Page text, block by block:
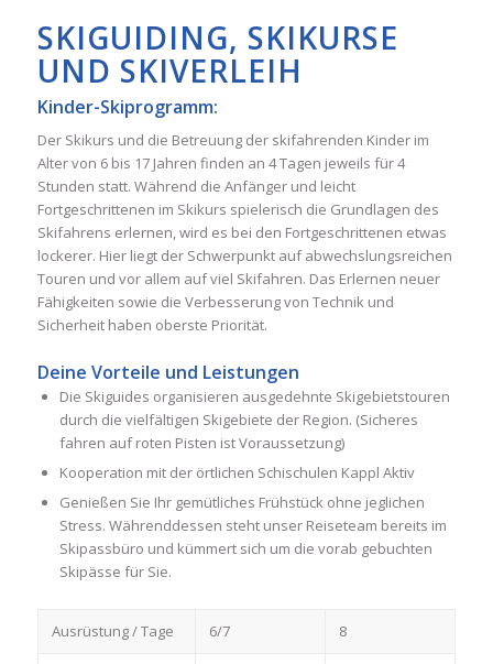
SKIGUIDING, SKIKURSE
UND SKIVERLEIH
Kinder-Skiprogramm:
Der Skikurs und die Betreuung der skifahrenden Kinder im
Alter von 6 bis 17 Jahren finden an 4 Tagen jeweils für 4
Stunden statt. Während die Anfänger und leicht
Fortgeschrittenen im Skikurs spielerisch die Grundlagen des
Skifahrens erlernen, wird es bei den Fortgeschrittenen etwas
lockerer. Hier liegt der Schwerpunkt auf abwechslungsreichen
Touren und vor allem auf viel Skifahren. Das Erlernen neuer
Fähigkeiten sowie die Verbesserung von Technik und
Sicherheit haben oberste Priorität.
Deine Vorteile und Leistungen
Die Skiguides organisieren ausgedehnte Skigebietstouren
durch die vielfältigen Skigebiete der Region. (Sicheres
fahren auf roten Pisten ist Voraussetzung)
Kooperation mit der örtlichen Schischulen Kappl Aktiv
Genießen Sie Ihr gemütliches Frühstück ohne jeglichen
Stress. Währenddessen steht unser Reiseteam bereits im
Skipassbüro und kümmert sich um die vorab gebuchten
Skipässe für Sie.
Ausrüstung / Tage 6/7 8